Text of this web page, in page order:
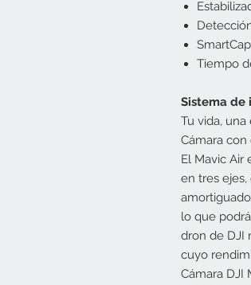
Tiempo
Sistema de
Tu vida, una
Cámara
El Mavic Air
en tres
lo que
dron de DJI
cuyo
Cámara DJI